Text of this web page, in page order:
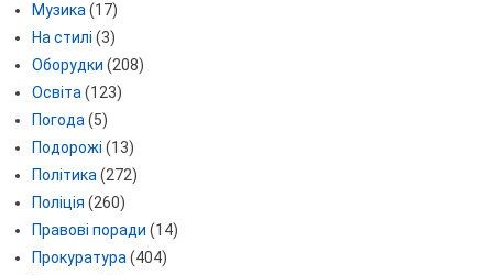
Музика(17)
На стилі (3)
Оборудки (208)
Освіта(123)
Погода(5)
Подорожі (13)
Політика(272)
Поліція (260)
Правові поради (14)
Прокуратура(404)